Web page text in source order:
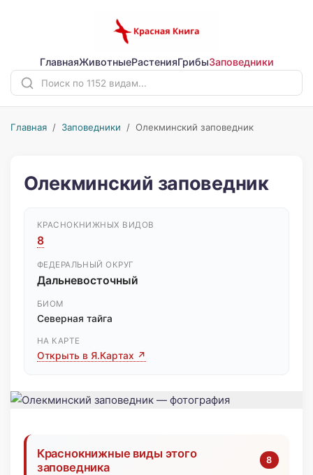
ГлавнаяЖивотныеРастенияГрибыЗаповедники
Главная / Заповедники / Олекминский заповедник
Олекминский заповедник
КРАСНОКНИЖНЫХ ВИДОВ
8
ФЕДЕРАЛЬНЫЙ ОКРУГ
Дальневосточный
БИОМ
Северная тайга
НА КАРТЕ
Открыть в Я.Картах ↗
Краснокнижные виды этого
заповедника
8